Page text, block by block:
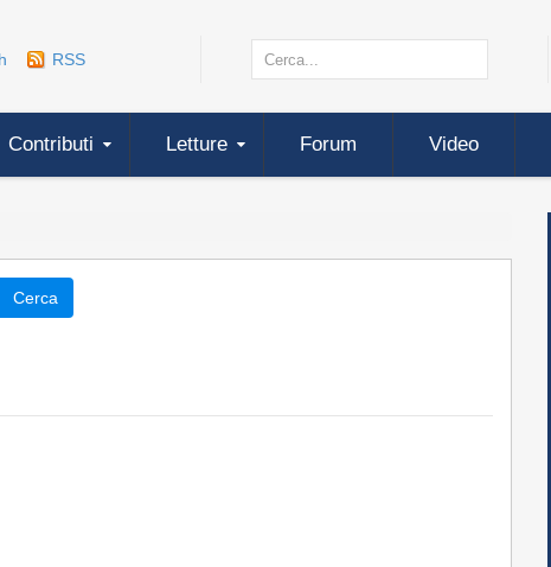
RSS
Contributi Letture Forum Video
Cerca